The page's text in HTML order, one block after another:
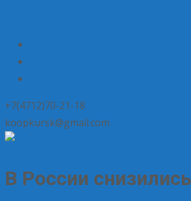
+7(4712)70-21-18
koopkursk@gmail.com
В России снизились